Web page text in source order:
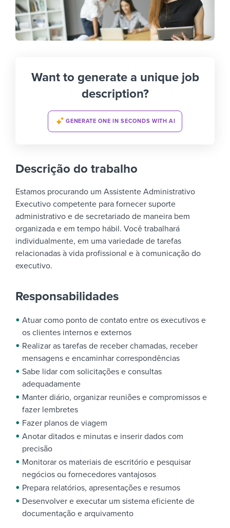
Want to generate a unique job
description?
GENERATE ONE IN SECONDS WITH AI
Descrição do trabalho
Estamos procurando um Assistente Administrativo
Executivo competente para fornecer suporte
administrativo e de secretariado de maneira bem
organizada e em tempo hábil. Você trabalhará
individualmente, em uma variedade de tarefas
relacionadas à vida profissional e à comunicação do
executivo.
Responsabilidades
Atuar como ponto de contato entre os executivos e
os clientes internos e externos
Realizar as tarefas de receber chamadas, receber
mensagens e encaminhar correspondências
Sabe lidar com solicitações e consultas
adequadamente
Manter diário, organizar reuniões e compromissos e
fazer lembretes
Fazer planos de viagem
Anotar ditados e minutas e inserir dados com
precisão
Monitorar os materiais de escritório e pesquisar
negócios ou fornecedores vantajosos
Prepara relatórios, apresentações e resumos
Desenvolver e executar um sistema eficiente de
documentação e arquivamento